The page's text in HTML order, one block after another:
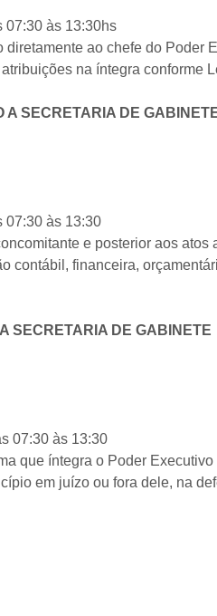
07:30 às 13:30hs
ao chefe do
na íntegra conforme
A SECRETARIA DE
07:30 às 13:30
e posterior aos
contábil, financeira,
SECRETARIA DE GABINETE
07:30 às 13:30
que íntegra o Poder
em juízo ou fora dele, na